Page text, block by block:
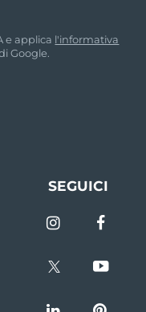
e applica l'informativa
Google.
SEGUICI